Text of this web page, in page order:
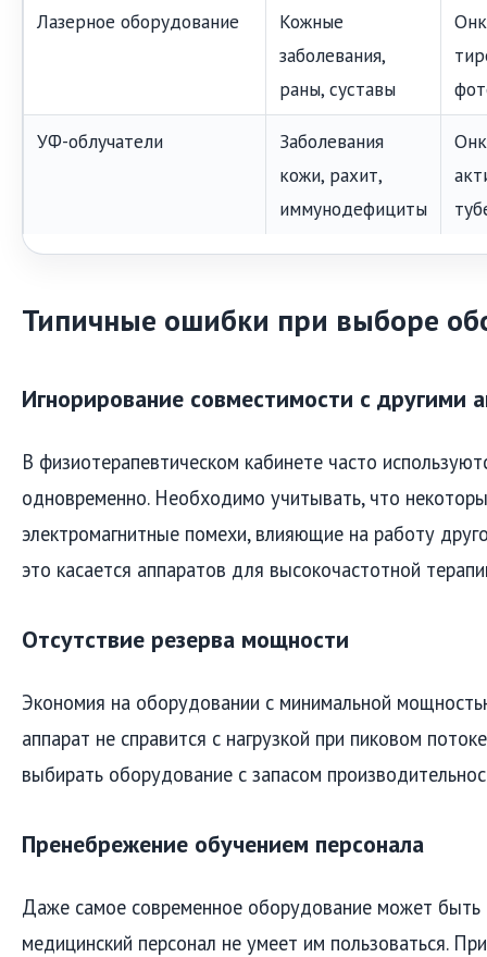
Лазерное оборудование
Кожные
заболевания,
раны, суставы
УФ-облучатели
Заболевания
кожи, рахит,
иммунодефициты
Типичные ошибки при выборе
Игнорирование совместимости с другими
В физиотерапевтическом кабинете часто
одновременно. Необходимо учитывать, что
электромагнитные помехи, влияющие на работу
это касается аппаратов для высокочастотной
Отсутствие резерва мощности
Экономия на оборудовании с минимальной
аппарат не справится с нагрузкой при пиковом
выбирать оборудование с запасом
Пренебрежение обучением персонала
Даже самое современное оборудование может быть
медицинский персонал не умеет им пользоваться.